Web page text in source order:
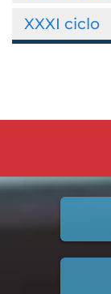
XXXI ciclo